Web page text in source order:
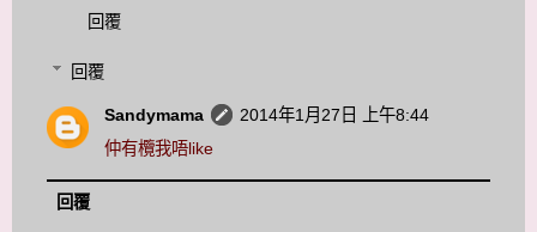
回覆
回覆
Sandymama
2014年1月27日 上午8:44
仲有欖我唔like
回覆